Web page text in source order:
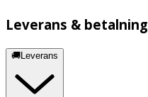
Leverans & betalning
🚚Leverans